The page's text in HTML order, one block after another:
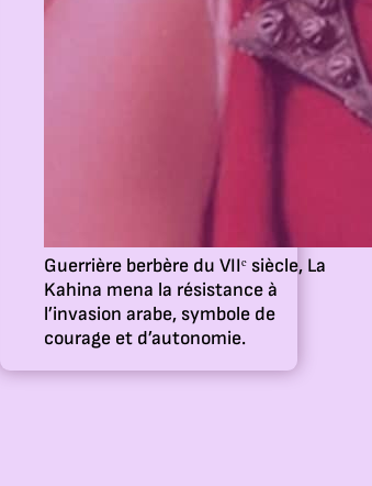
Guerrière berbère du VIIᵉ siècle, La
Kahina mena la résistance à
l’invasion arabe, symbole de
courage et d’autonomie.